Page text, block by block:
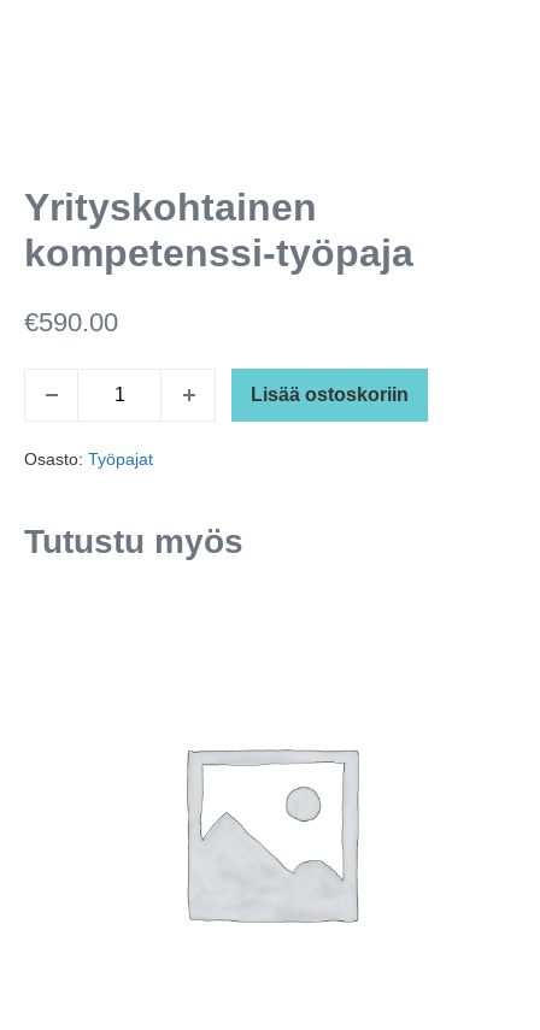
Yrityskohtainen
kompetenssi-työpaja
€590.00
Yrityskohtainen
työpaja
Lisää ostoskoriin
Osasto: Työpajat
Tutustu myös